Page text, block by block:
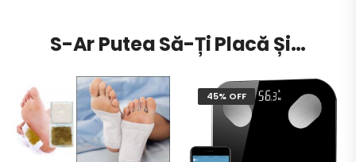
S-Ar Putea Să-Ți Placă Și…
45% OFF